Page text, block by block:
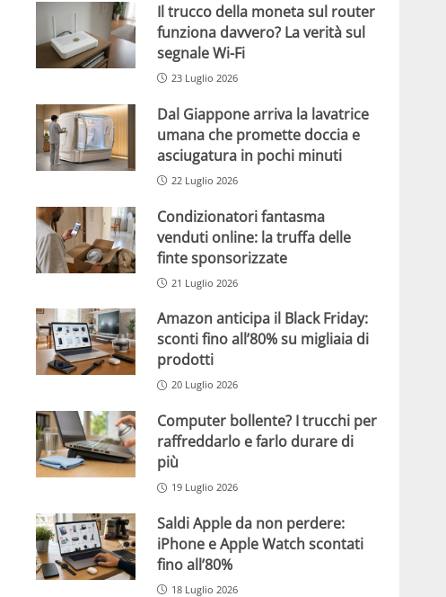
Il trucco della moneta sul router
funziona davvero? La verità sul
segnale Wi-Fi
23 Luglio 2026
Dal Giappone arriva la lavatrice
umana che promette doccia e
asciugatura in pochi minuti
22 Luglio 2026
Condizionatori fantasma
venduti online: la truffa delle
finte sponsorizzate
21 Luglio 2026
Amazon anticipa il Black Friday:
sconti fino all’80% su migliaia di
prodotti
20 Luglio 2026
Computer bollente? I trucchi per
raffreddarlo e farlo durare di
più
19 Luglio 2026
Saldi Apple da non perdere:
iPhone e Apple Watch scontati
fino all’80%
18 Luglio 2026